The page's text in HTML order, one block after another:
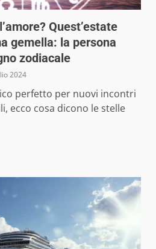
Quest’estate
gemella: la persona
zodiacale
2024
perfetto per nuovi incontri
ecco cosa dicono le stelle